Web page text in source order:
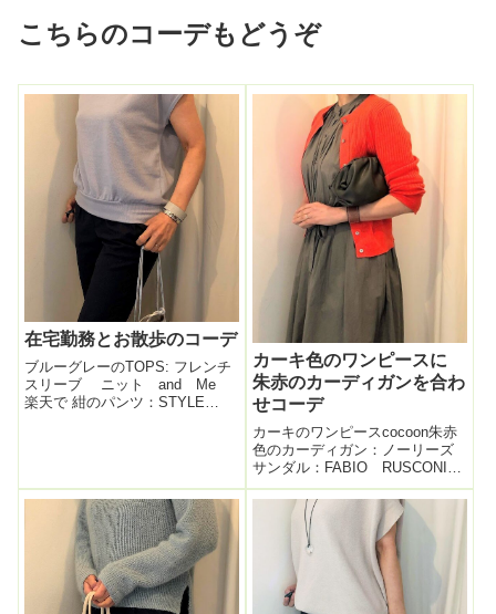
こちらのコーデもどうぞ
在宅勤務とお散歩のコーデ
ブルーグレーのTOPS: フレンチ
スリーブ ニット and Me
楽天で 紺のパンツ：STYLE
カーキ色のワンピースに
朱赤のカーディガンを合わ
せコーデ
カーキのワンピースcocoon朱赤
色のカーディガン：ノーリーズ
サンダル：FABIO RUSCONIオ
リーブ色のバッグ：baginning
olive色 雲形バッグ段々パンツ
とTOPSにも飽きてきて。本日コ
ットンの夏用のワンピースに鮮
やかカー...